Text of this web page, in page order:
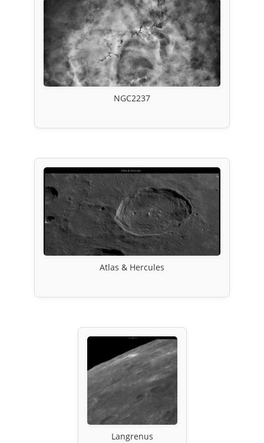
NGC2237
Atlas & Hercules
Langrenus